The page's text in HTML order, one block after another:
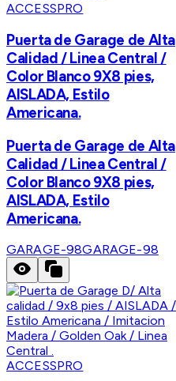
ACCESSPRO
Puerta de Garage de Alta
Calidad / Linea Central /
Color Blanco 9X8 pies,
AISLADA, Estilo
Americana.
Puerta de Garage de Alta
Calidad / Linea Central /
Color Blanco 9X8 pies,
AISLADA, Estilo
Americana.
GARAGE-98GARAGE-98
ACCESSPRO